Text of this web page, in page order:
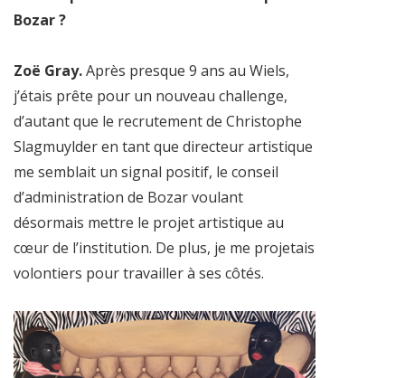
Bozar ?
Zoë Gray.Après presque 9 ans au Wiels,
j’étais prête pour un nouveau challenge,
d’autant que le recrutement de Christophe
Slagmuylder en tant que directeur artistique
me semblait un signal positif, le conseil
d’administration de Bozar voulant
désormais mettre le projet artistique au
cœur de l’institution. De plus, je me projetais
volontiers pour travailler à ses côtés.